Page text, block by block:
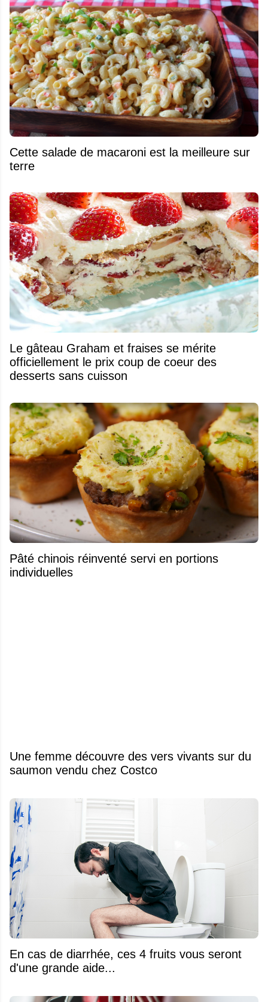
Cette salade de macaroni est la meilleure sur
terre
Le gâteau Graham et fraises se mérite
officiellement le prix coup de coeur des
desserts sans cuisson
Pâté chinois réinventé servi en portions
individuelles
Une femme découvre des vers vivants sur du
saumon vendu chez Costco
En cas de diarrhée, ces 4 fruits vous seront
d'une grande aide...